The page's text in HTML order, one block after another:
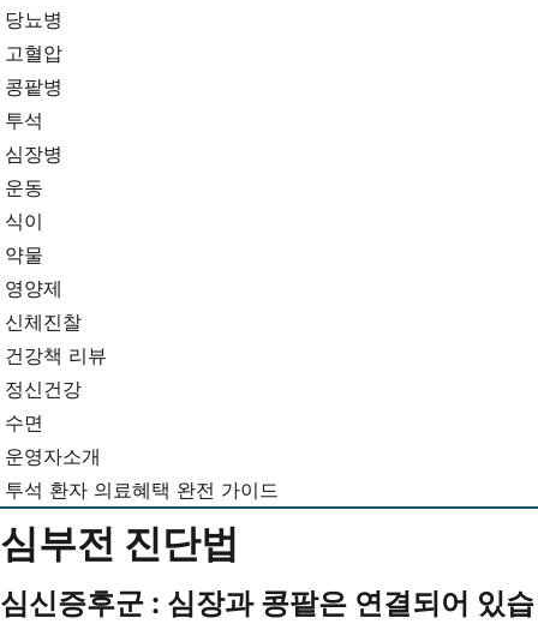
검
색
하
기...
게
이
션
메
뉴
당뇨병
고혈압
콩팥병
투석
심장병
운동
식이
약물
영양제
신체진찰
건강책 리뷰
정신건강
수면
운영자소개
투석 환자 의료혜택 완전 가이드
심부전 진단법
심신증후군 : 심장과 콩팥은 연결되어 있습